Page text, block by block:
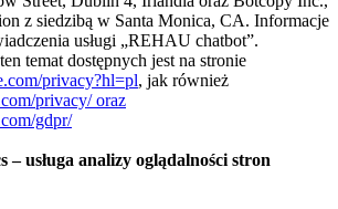
z siedzibą w Santa Monica, CA. Informacje
usługi „REHAU chatbot”.
temat dostępnych jest na stronie
privacy?hl=pl, jak również
privacy/ oraz
gdpr/
– usługa analizy oglądalności stron